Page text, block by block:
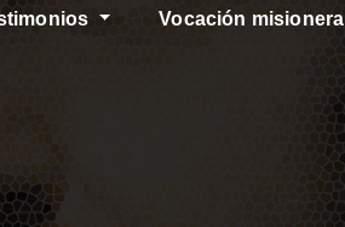
Vocación misionera